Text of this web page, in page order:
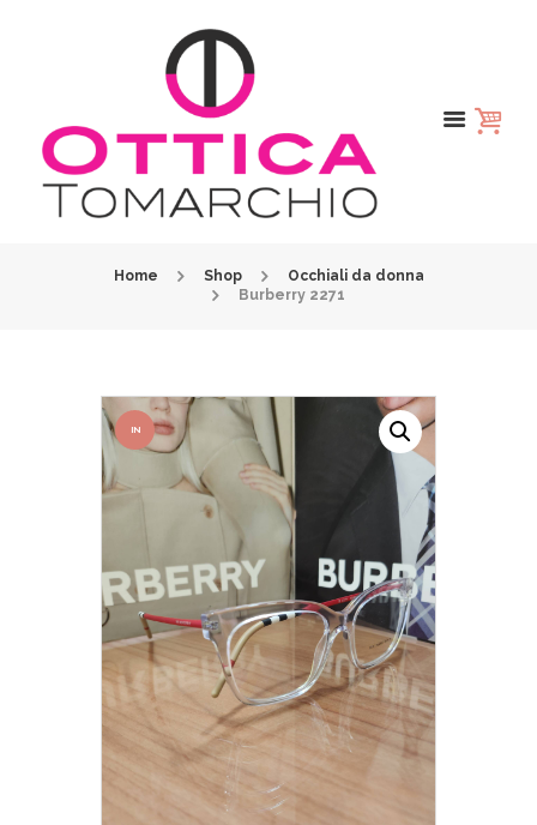
Home Shop
Occhiali da donna
Burberry 2271
IN